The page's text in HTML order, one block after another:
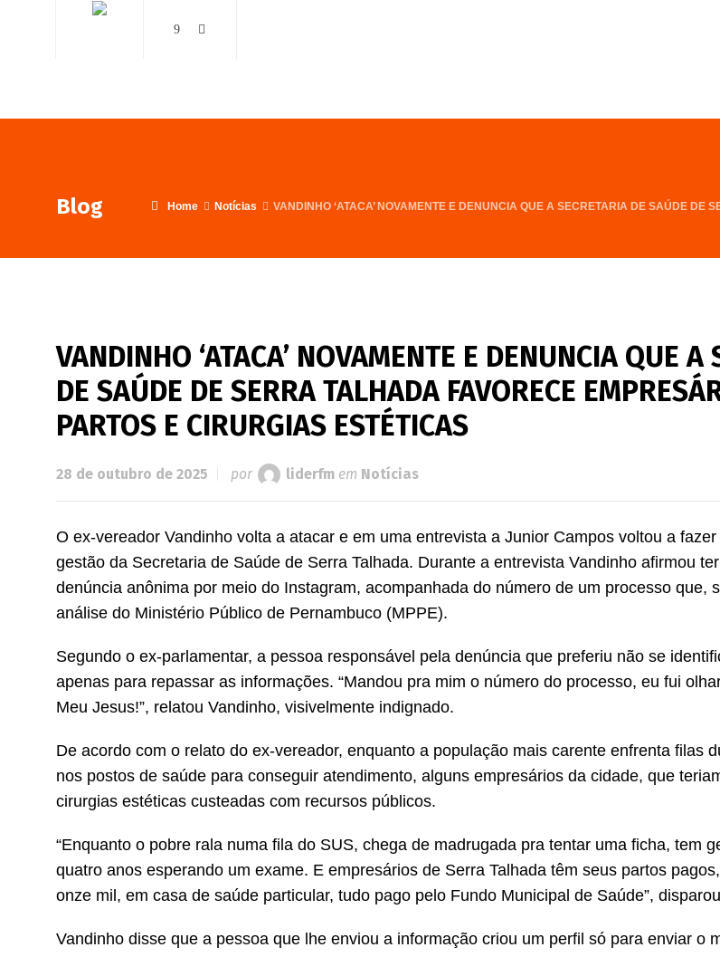
Blog Home Notícias VANDINHO ‘ATACA’ NOVAMENTE E DENUNCIA QUE A SECRETARIA DE SAÚDE
VANDINHO ‘ATACA’ NOVAMENTE E DENUNCIA QUE A
DE SAÚDE DE SERRA TALHADA FAVORECE
PARTOS E CIRURGIAS ESTÉTICAS
28 de outubro de 2025 por liderfm em Notícias
O ex-vereador Vandinho volta a atacar e em uma entrevista a Junior Campos voltou a
gestão da Secretaria de Saúde de Serra Talhada. Durante a entrevista Vandinho afirmou
denúncia anônima por meio do Instagram, acompanhada do número de um processo que,
análise do Ministério Público de Pernambuco (MPPE).
Segundo o ex-parlamentar, a pessoa responsável pela denúncia que preferiu não se
apenas para repassar as informações. “Mandou pra mim o número do processo, eu fui
Meu Jesus!”, relatou Vandinho, visivelmente indignado.
De acordo com o relato do ex-vereador, enquanto a população mais carente enfrenta filas
nos postos de saúde para conseguir atendimento, alguns empresários da cidade, que
cirurgias estéticas custeadas com recursos públicos.
“Enquanto o pobre rala numa fila do SUS, chega de madrugada pra tentar uma ficha, tem
quatro anos esperando um exame. E empresários de Serra Talhada têm seus partos
onze mil, em casa de saúde particular, tudo pago pelo Fundo Municipal de Saúde”,
Vandinho disse que a pessoa que lhe enviou a informação criou um perfil só para enviar o